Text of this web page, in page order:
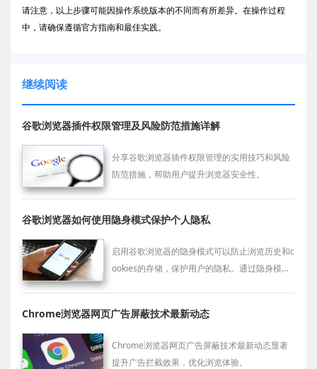
请注意，以上步骤可能因操作系统版本的不同而有所差异。在操作过程
中，请确保遵循官方指南和最佳实践。
继续阅读
谷歌浏览器插件权限管理及风险防范措施详解
分享谷歌浏览器插件权限管理的实用技巧和风险
防范措施，帮助用户提升浏览器安全性。
谷歌浏览器如何使用隐身模式保护个人隐私
启用谷歌浏览器的隐身模式可以防止浏览历史和c
ookies的存储，保护用户的隐私。通过隐身模
Chrome浏览器网页广告屏蔽技术最新动态
Chrome浏览器网页广告屏蔽技术最新动态显著
提升广告拦截效果，优化浏览体验。